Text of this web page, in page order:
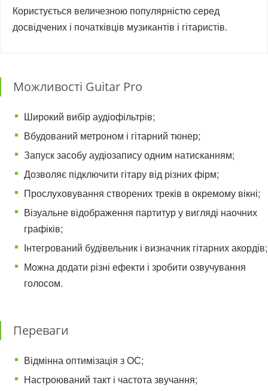
Користується величезною популярністю серед
досвідчених і початківців музикантів і гітаристів.
Можливості Guitar Pro
Широкий вибір аудіофільтрів;
Вбудований метроном і гітарний тюнер;
Запуск засобу аудіозапису одним натисканням;
Дозволяє підключити гітару від різних фірм;
Прослуховування створених треків в окремому вікні;
Візуальне відображення партитур у вигляді наочних
графіків;
Інтегрований будівельник і визначник гітарних акордів;
Можна додати різні ефекти і зробити озвучування
голосом.
Переваги
Відмінна оптимізація з ОС;
Настроюваний такт і частота звучання;